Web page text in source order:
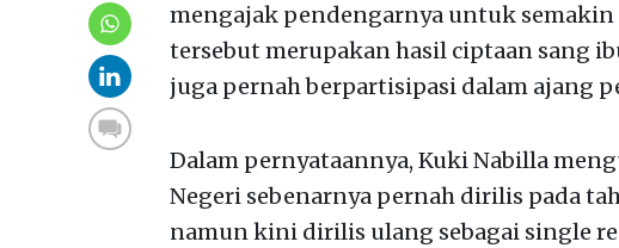
mengajak pendengarnya untuk
tersebut merupakan hasil ciptaan sang
juga pernah berpartisipasi dalam ajang
Dalam pernyataannya, Kuki Nabilla
Negeri sebenarnya pernah dirilis pada
namun kini dirilis ulang sebagai single